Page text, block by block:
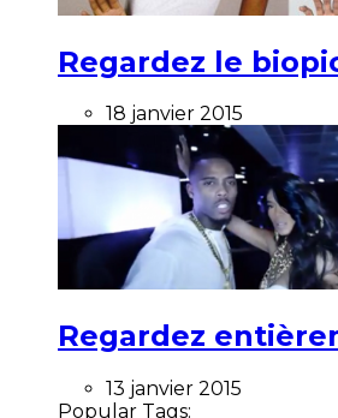
Regardez le
18 janvier 2015
Regardez
13 janvier 2015
Popular Tags: